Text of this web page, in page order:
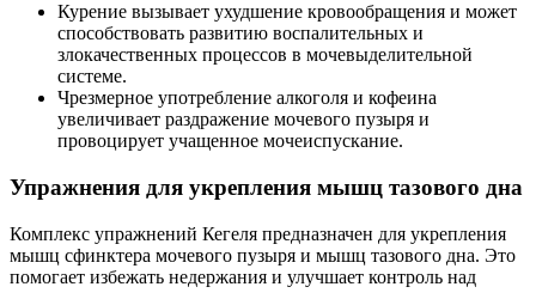
Курение вызывает ухудшение кровообращения и может
способствовать развитию воспалительных и
злокачественных процессов в мочевыделительной
системе.
Чрезмерное употребление алкоголя и кофеина
увеличивает раздражение мочевого пузыря и
провоцирует учащенное мочеиспускание.
Упражнения для укрепления мышц тазового дна
Комплекс упражнений Кегеля предназначен для укрепления
мышц сфинктера мочевого пузыря и мышц тазового дна. Это
помогает избежать недержания и улучшает контроль над